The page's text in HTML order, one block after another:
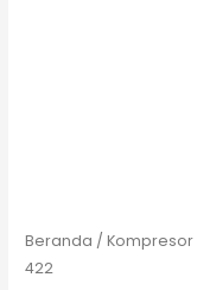
Beranda /Kompresor
422